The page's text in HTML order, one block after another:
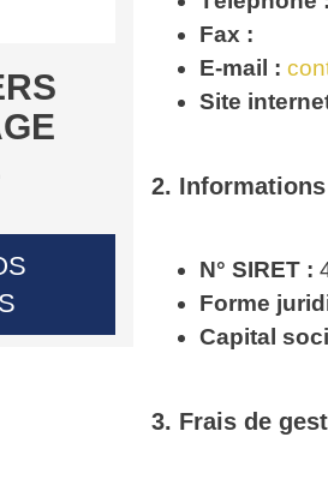
Fax :
E-mail :
Site
2.
N° SIRET :
Forme
Capital
3. Frais de